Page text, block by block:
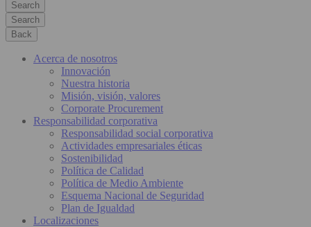
Search
Back
Acerca de nosotros
Innovación
Nuestra historia
Misión, visión, valores
Corporate Procurement
Responsabilidad corporativa
Responsabilidad social corporativa
Actividades empresariales éticas
Sostenibilidad
Política de Calidad
Política de Medio Ambiente
Esquema Nacional de Seguridad
Plan de Igualdad
Localizaciones